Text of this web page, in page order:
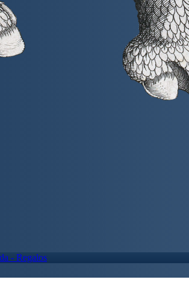
- Regalos